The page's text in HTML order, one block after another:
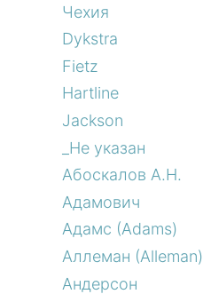
Чехия
Dykstra
Fietz
Hartline
Jackson
_Не указан
Абоскалов А.Н.
Адамович
Адамс (Adams)
Аллеман (Alleman)
Андерсон